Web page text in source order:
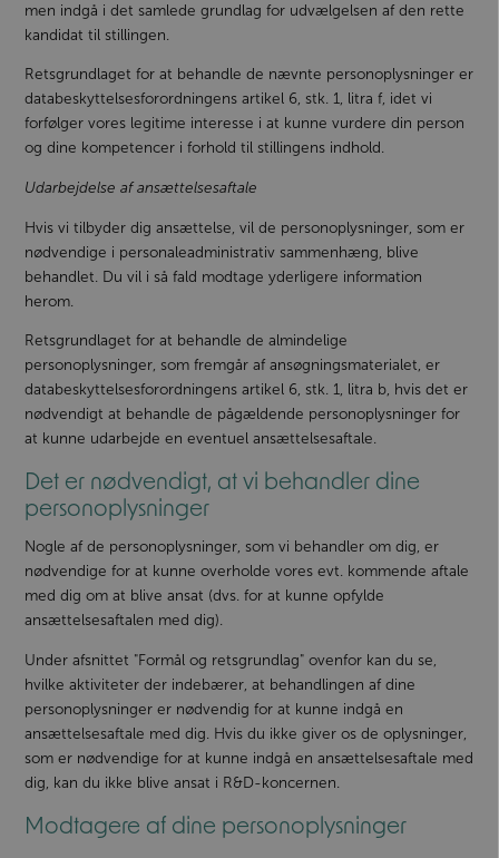
men indgå i det samlede grundlag for udvælgelsen af den rette
kandidat til stillingen.
Retsgrundlaget for at behandle de nævnte personoplysninger er
databeskyttelsesforordningens artikel 6, stk. 1, litra f, idet vi
forfølger vores legitime interesse i at kunne vurdere din person
og dine kompetencer i forhold til stillingens indhold.
Udarbejdelse af ansættelsesaftale
Hvis vi tilbyder dig ansættelse, vil de personoplysninger, som er
nødvendige i personaleadministrativ sammenhæng, blive
behandlet. Du vil i så fald modtage yderligere information
herom.
Retsgrundlaget for at behandle de almindelige
personoplysninger, som fremgår af ansøgningsmaterialet, er
databeskyttelsesforordningens artikel 6, stk. 1, litra b, hvis det er
nødvendigt at behandle de pågældende personoplysninger for
at kunne udarbejde en eventuel ansættelsesaftale.
Det er nødvendigt, at vi behandler dine
personoplysninger
Nogle af de personoplysninger, som vi behandler om dig, er
nødvendige for at kunne overholde vores evt. kommende aftale
med dig om at blive ansat (dvs. for at kunne opfylde
ansættelsesaftalen med dig).
Under afsnittet "Formål og retsgrundlag" ovenfor kan du se,
hvilke aktiviteter der indebærer, at behandlingen af dine
personoplysninger er nødvendig for at kunne indgå en
ansættelsesaftale med dig. Hvis du ikke giver os de oplysninger,
som er nødvendige for at kunne indgå en ansættelsesaftale med
dig, kan du ikke blive ansat i R&D-koncernen.
Modtagere af dine personoplysninger